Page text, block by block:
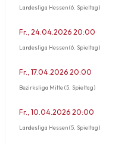
Landesliga Hessen (6. Spieltag)
Fr., 24.04.2026 20:00
Landesliga Hessen (6. Spieltag)
Fr., 17.04.2026 20:00
Bezirksliga Mitte (5. Spieltag)
Fr., 10.04.2026 20:00
Landesliga Hessen (5. Spieltag)